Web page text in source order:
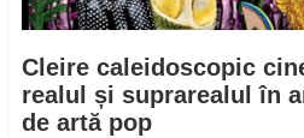
Cleire caleidoscopic
realul și suprarealul în
de artă pop